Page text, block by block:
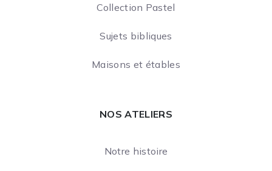
Collection Pastel
Sujets bibliques
Maisons et étables
NOS ATELIERS
Notre histoire